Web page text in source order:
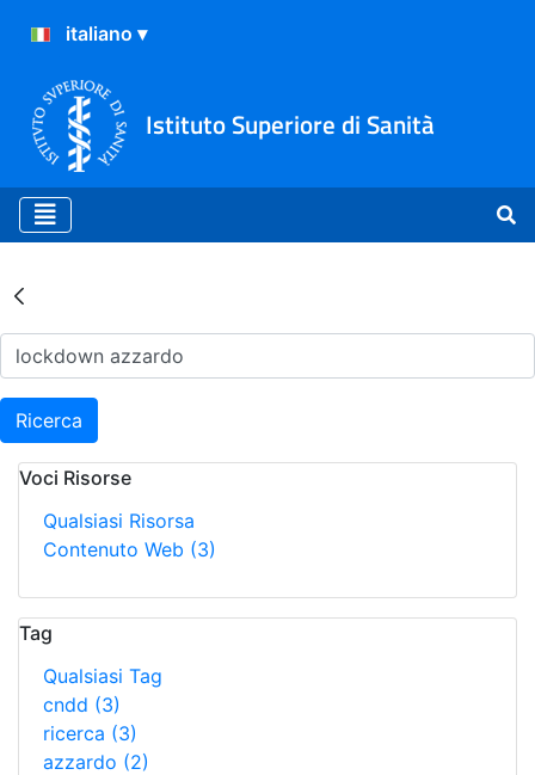
Istituto Superiore di Sanità
Risultati della Ricerca -
Ricerca
Voci Risorse
Qualsiasi Risorsa
Contenuto Web (3)
Tag
Qualsiasi Tag
cndd (3)
ricerca (3)
azzardo (2)